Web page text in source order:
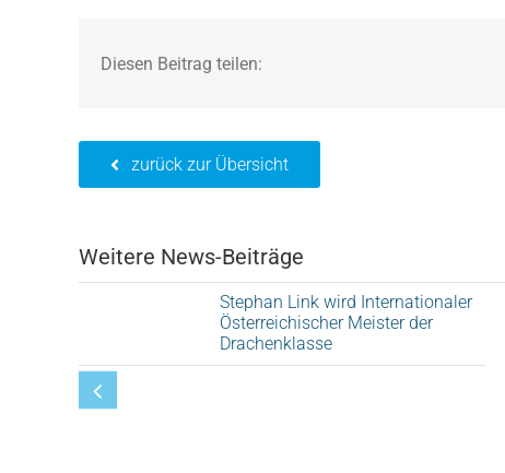
Diesen Beitrag teilen:
zurück zur Übersicht
Weitere News-Beiträge
Stephan Link wird Internationaler
Österreichischer Meister der
Drachenklasse